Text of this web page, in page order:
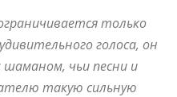
только
голоса, он
чьи песни и
такую сильную